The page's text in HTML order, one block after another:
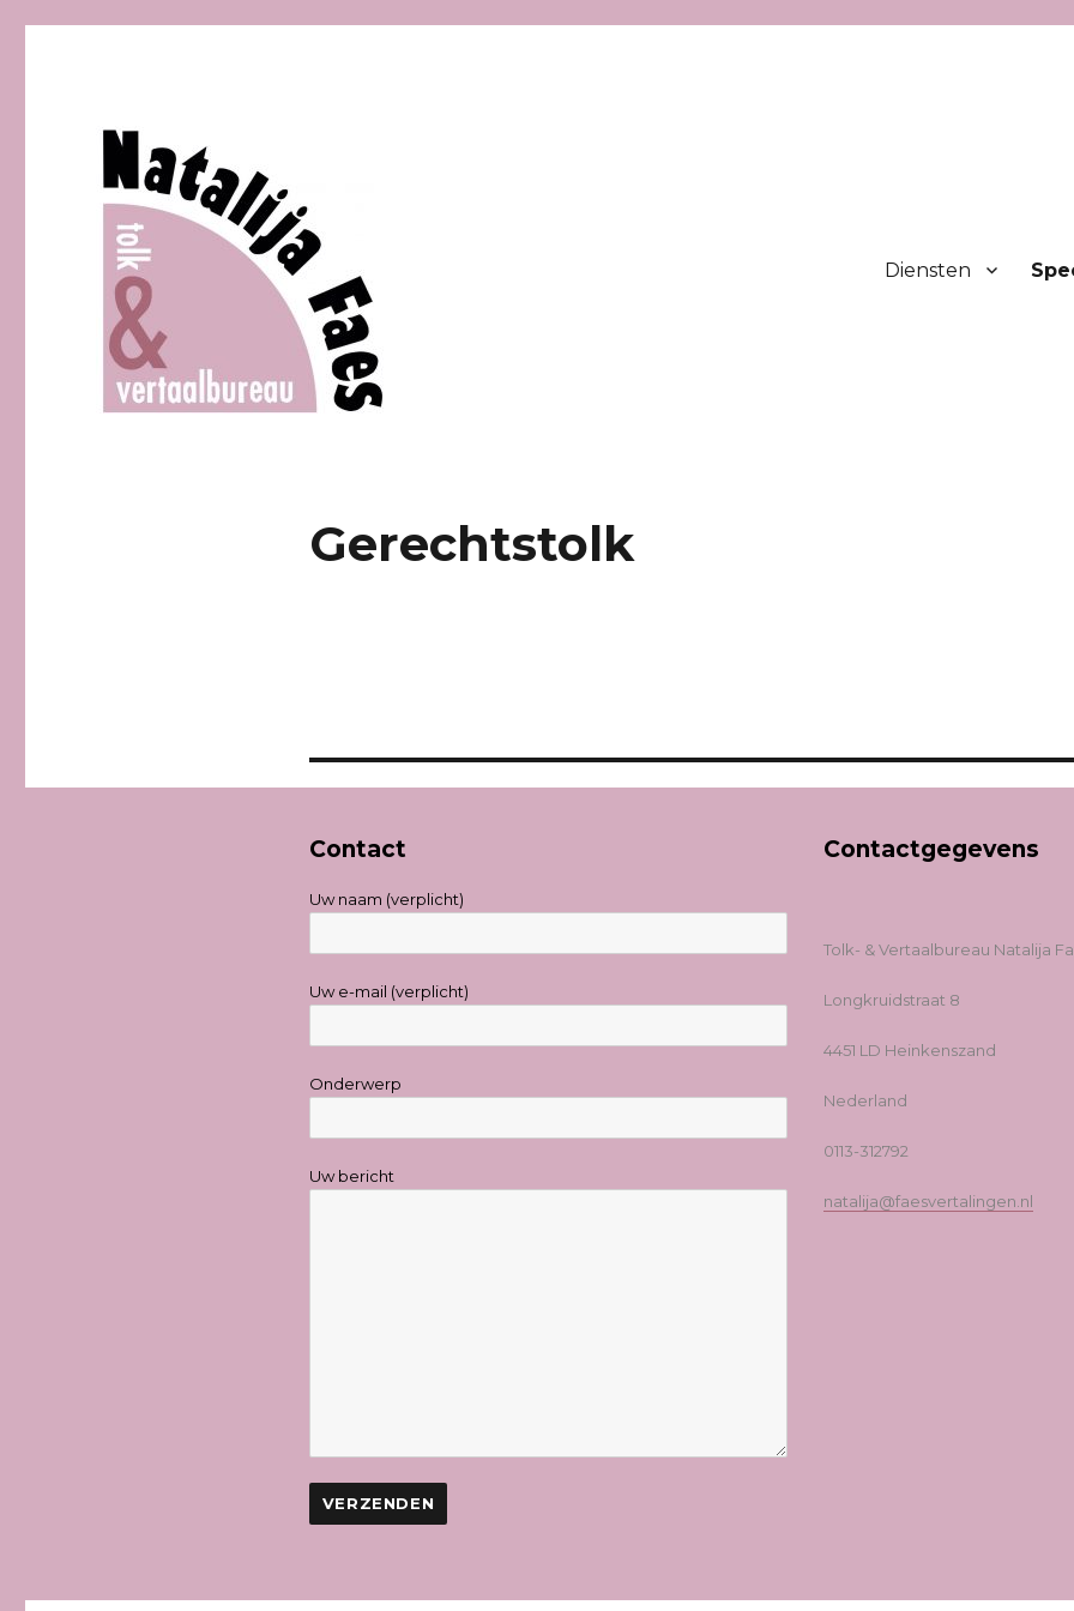
Diensten
Gerechtstolk
Contact
Uw naam (verplicht)
Uw e-mail (verplicht)
Onderwerp
Uw bericht
Contactgegevens
Tolk- & Vertaalbureau Natalija
Longkruidstraat 8
4451 LD Heinkenszand
Nederland
0113-312792
natalija@faesvertalingen.nl